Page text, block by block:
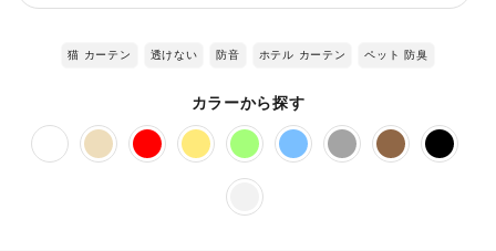
猫 カーテン 透けない 防音 ホテル カーテン ペット 防臭
カラーから探す